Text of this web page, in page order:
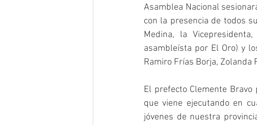
Asamblea Nacional
con la presencia de todos
Medina, la
asambleísta por El Oro) y
Ramiro Frías Borja, Zolanda
El prefecto Clemente
que viene ejecutando en
jóvenes de nuestra